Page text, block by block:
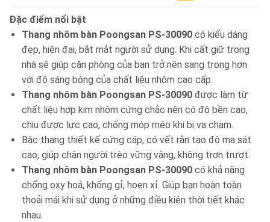
Đặc điểm nổi bật
Thang nhôm bàn Poongsan PS-30090 có kiểu dáng
đẹp, hiện đại, bắt mắt người sử dụng. Khi cất giữ trong
nhà sẽ giúp căn phòng của bạn trở nên sang trọng hơn
với độ sáng bóng của chất liệu nhôm cao cấp.
Thang nhôm bàn Poongsan PS-30090 được làm từ
chất liệu hợp kim nhôm cứng chắc nên có độ bền cao,
chịu được lực cao, chống móp méo khi bị va chạm.
Bậc thang thiết kế cứng cáp, có vết rằn tạo độ ma sát
cao, giúp chân người trèo vững vàng, không trơn trượt.
Thang nhôm bàn Poongsan PS-30090 có khả năng
chống oxy hoá, khống gỉ, hoen xỉ. Giúp bạn hoàn toàn
thoải mái khi sử dụng ở những điều kiện thời tiết khác
nhau.